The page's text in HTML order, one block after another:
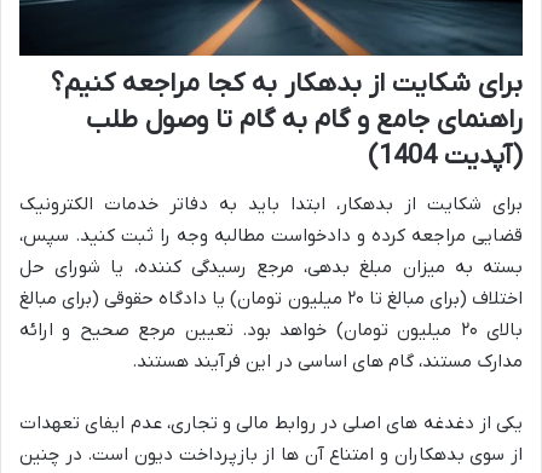
برای شکایت از بدهکار به کجا مراجعه کنیم؟
راهنمای جامع و گام به گام تا وصول طلب
(آپدیت 1404)
برای شکایت از بدهکار، ابتدا باید به دفاتر خدمات الکترونیک
قضایی مراجعه کرده و دادخواست مطالبه وجه را ثبت کنید. سپس،
بسته به میزان مبلغ بدهی، مرجع رسیدگی کننده، یا شورای حل
اختلاف (برای مبالغ تا ۲۰ میلیون تومان) یا دادگاه حقوقی (برای مبالغ
بالای ۲۰ میلیون تومان) خواهد بود. تعیین مرجع صحیح و ارائه
مدارک مستند، گام های اساسی در این فرآیند هستند.
یکی از دغدغه های اصلی در روابط مالی و تجاری، عدم ایفای تعهدات
از سوی بدهکاران و امتناع آن ها از بازپرداخت دیون است. در چنین